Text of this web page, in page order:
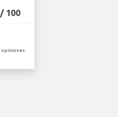
100
opiniones.